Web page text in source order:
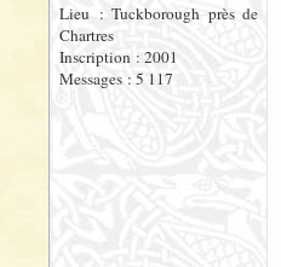
Lieu : Tuckborough près de
Chartres
Inscription : 2001
Messages : 5 117